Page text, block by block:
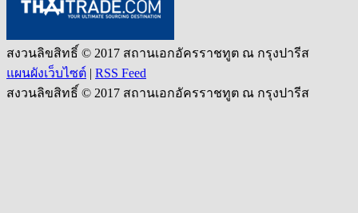
สงวนลิขสิทธิ์ © 2017 สถานเอกอัครราชทูต ณ กรุงปารีส
แผนผังเว็บไซต์ | RSS Feed
สงวนลิขสิทธิ์ © 2017 สถานเอกอัครราชทูต ณ กรุงปารีส